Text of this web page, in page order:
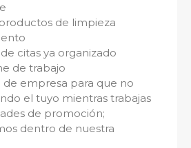
de limpieza
citas ya organizado
de trabajo
de empresa para que no
el tuyo mientras trabajas
de promoción;
dentro de nuestra